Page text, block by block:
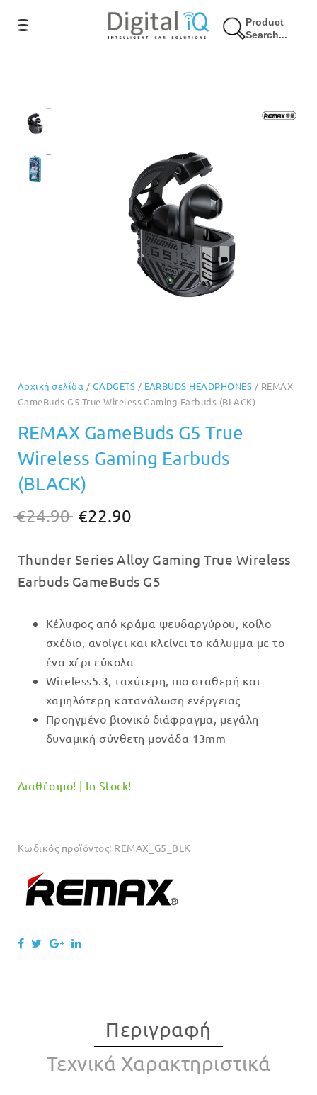
Product
Search...
Αρχική σελίδα / GADGETS / EARBUDS HEADPHONES / REMAX
GameBuds G5 True Wireless Gaming Earbuds (BLACK)
REMAX GameBuds G5 True
Wireless Gaming Earbuds
(BLACK)
€24.90 Original
was:
€24.90.
€22.90
τιμή
είναι:
Thunder Series Alloy Gaming True Wireless
Earbuds GameBuds G5
Κέλυφος από κράμα ψευδαργύρου, κοίλο
σχέδιο, ανοίγει και κλείνει το κάλυμμα με το
ένα χέρι εύκολα
Wireless5.3, ταχύτερη, πιο σταθερή και
χαμηλότερη κατανάλωση ενέργειας
Προηγμένο βιονικό διάφραγμα, μεγάλη
δυναμική σύνθετη μονάδα 13mm
Διαθέσιμο! | In Stock!
Κωδικός προϊόντος: REMAX_G5_BLK
Περιγραφή
Τεχνικά Χαρακτηριστικά